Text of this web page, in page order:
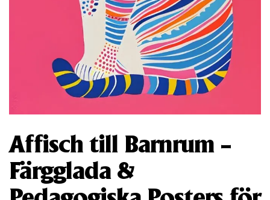
Affisch till Barnrum –
Färgglada &